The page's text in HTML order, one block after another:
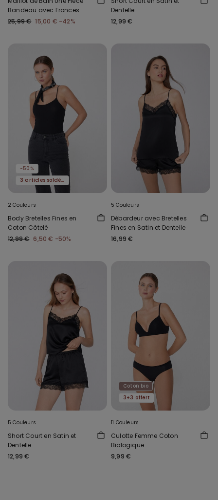
Bandeau avec Fronces
Microfibre Recyclée
25,99 € 15,00 € -42%
Dentelle
12,99 €
-50%
3 articles soldés, -70 %
2 Couleurs
Body Bretelles Fines en
Coton Côtelé
12,99 € 6,50 € -50%
5 Couleurs
Débardeur avec Bretelles
Fines en Satin et Dentelle
16,99 €
5 Couleurs
Short Court en Satin et
Dentelle
12,99 €
Coton bio
3+3 offert
11 Couleurs
Culotte Femme Coton
Biologique
9,99 €